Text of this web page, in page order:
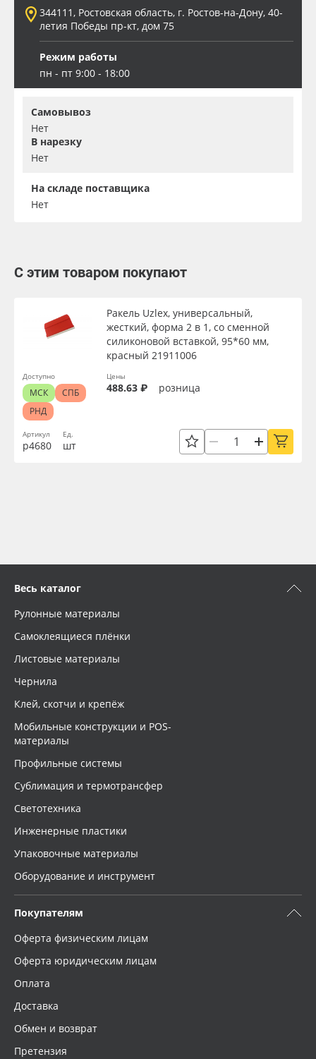
344111, Ростовская область, г. Ростов-на-Дону, 40-
летия Победы пр-кт, дом 75
Режим работы
пн - пт 9:00 - 18:00
Самовывоз
Нет
В нарезку
Нет
На складе поставщика
Нет
С этим товаром покупают
Артикул
р4680
Ракель Uzlex, универсальный,
жесткий, форма 2 в 1, со сменной
силиконовой вставкой, 95*60 мм,
красный 21911006
Ед.
шт
Цены
488.63 ₽ розница
Доступно
МСК
СПБ
РНД
Весь каталог
Рулонные материалы
Самоклеящиеся плёнки
Листовые материалы
Чернила
Клей, скотчи и крепёж
Мобильные конструкции и POS-
материалы
Профильные системы
Сублимация и термотрансфер
Светотехника
Инженерные пластики
Упаковочные материалы
Оборудование и инструмент
Покупателям
Оферта физическим лицам
Оферта юридическим лицам
Оплата
Доставка
Обмен и возврат
Претензия